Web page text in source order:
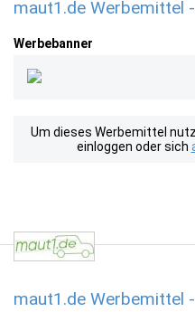
maut1.de Werbemittel
Werbebanner
Um dieses Werbemittel
einloggen oder sich
maut1.de Werbemittel